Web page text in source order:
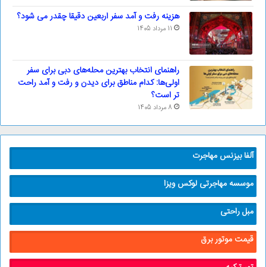
هزینه رفت و آمد سفر اربعین دقیقا چقدر می شود؟
11 مرداد 1405
راهنمای انتخاب بهترین محله‌های دبی برای سفر
اولی‌ها: کدام مناطق برای دیدن و رفت و آمد راحت
تر است؟
8 مرداد 1405
آلفا بیزنس مهاجرت
موسسه مهاجرتی لوکس ویزا
مبل راحتی
قیمت موتور برق